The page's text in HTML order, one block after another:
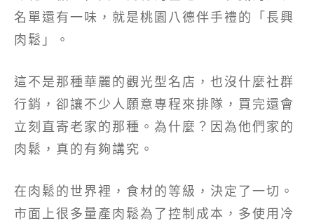
名單還有一味，就是桃園八德伴手禮的「長興
肉鬆」。
這不是那種華麗的觀光型名店，也沒什麼社群
行銷，卻讓不少人願意專程來排隊，買完還會
立刻直寄老家的那種。為什麼？因為他們家的
肉鬆，真的有夠講究。
在肉鬆的世界裡，食材的等級，決定了一切。
市面上很多量產肉鬆為了控制成本，多使用冷